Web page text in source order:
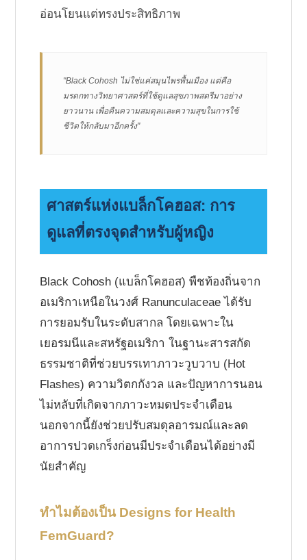
อ่อนโยนแต่ทรงประสิทธิภาพ
"Black Cohosh ไม่ใช่แค่สมุนไพรพื้นเมือง แต่คือ
มรดกทางวิทยาศาสตร์ที่ใช้ดูแลสุขภาพสตรีมาอย่าง
ยาวนาน เพื่อคืนความสมดุลและความสุขในการใช้
ชีวิตให้กลับมาอีกครั้ง"
ศาสตร์แห่งแบล็กโคฮอส: การ
ดูแลที่ตรงจุดสำหรับผู้หญิง
Black Cohosh (แบล็กโคฮอส) พืชท้องถิ่นจาก
อเมริกาเหนือในวงศ์ Ranunculaceae ได้รับ
การยอมรับในระดับสากล โดยเฉพาะใน
เยอรมนีและสหรัฐอเมริกา ในฐานะสารสกัด
ธรรมชาติที่ช่วยบรรเทาภาวะวูบวาบ (Hot
Flashes) ความวิตกกังวล และปัญหาการนอน
ไม่หลับที่เกิดจากภาวะหมดประจำเดือน
นอกจากนี้ยังช่วยปรับสมดุลอารมณ์และลด
อาการปวดเกร็งก่อนมีประจำเดือนได้อย่างมี
นัยสำคัญ
ทำไมต้องเป็น Designs for Health
FemGuard?